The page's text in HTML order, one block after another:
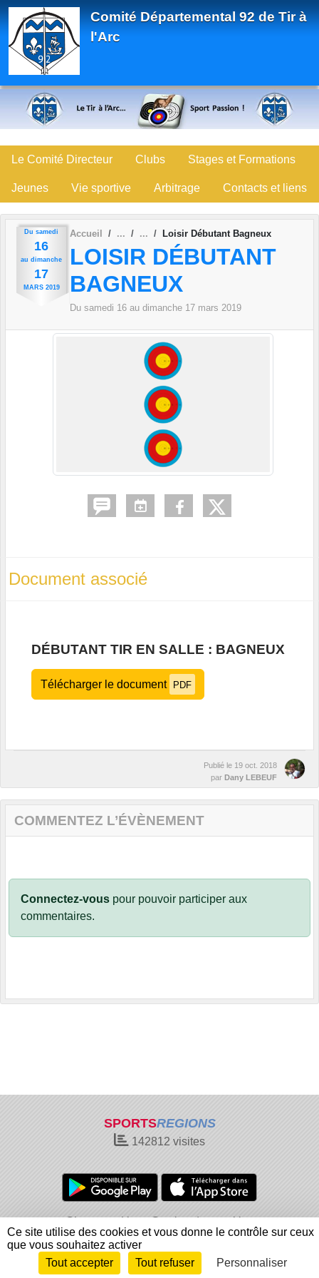
Comité Départemental 92 de Tir à
l'Arc
Le Comité Directeur Clubs Stages et Formations
Jeunes Vie sportive Arbitrage Contacts et liens
Du samedi
16
au dimanche
17
MARS 2019
Accueil Loisir Débutant Bagneux
LOISIR DÉBUTANT
BAGNEUX
Du samedi 16 au dimanche 17 mars 2019
Document associé
DÉBUTANT TIR EN SALLE : BAGNEUX
Télécharger le document PDF
Publié le 19 oct. 2018
par Dany LEBEUF
COMMENTEZ L’ÉVÈNEMENT
Connectez-vous pour pouvoir participer aux
commentaires.
SPORTSREGIONS
142812 visites
Charte cookies
Gestion des cookies
Informations légales
Signaler un contenu inapproprié
Envie de participer ? Connexion
Panneau de gestion des cookies
Ce site utilise des cookies et vous donne le contrôle sur ceux
que vous souhaitez activer
Tout accepter
Tout refuser Personnaliser